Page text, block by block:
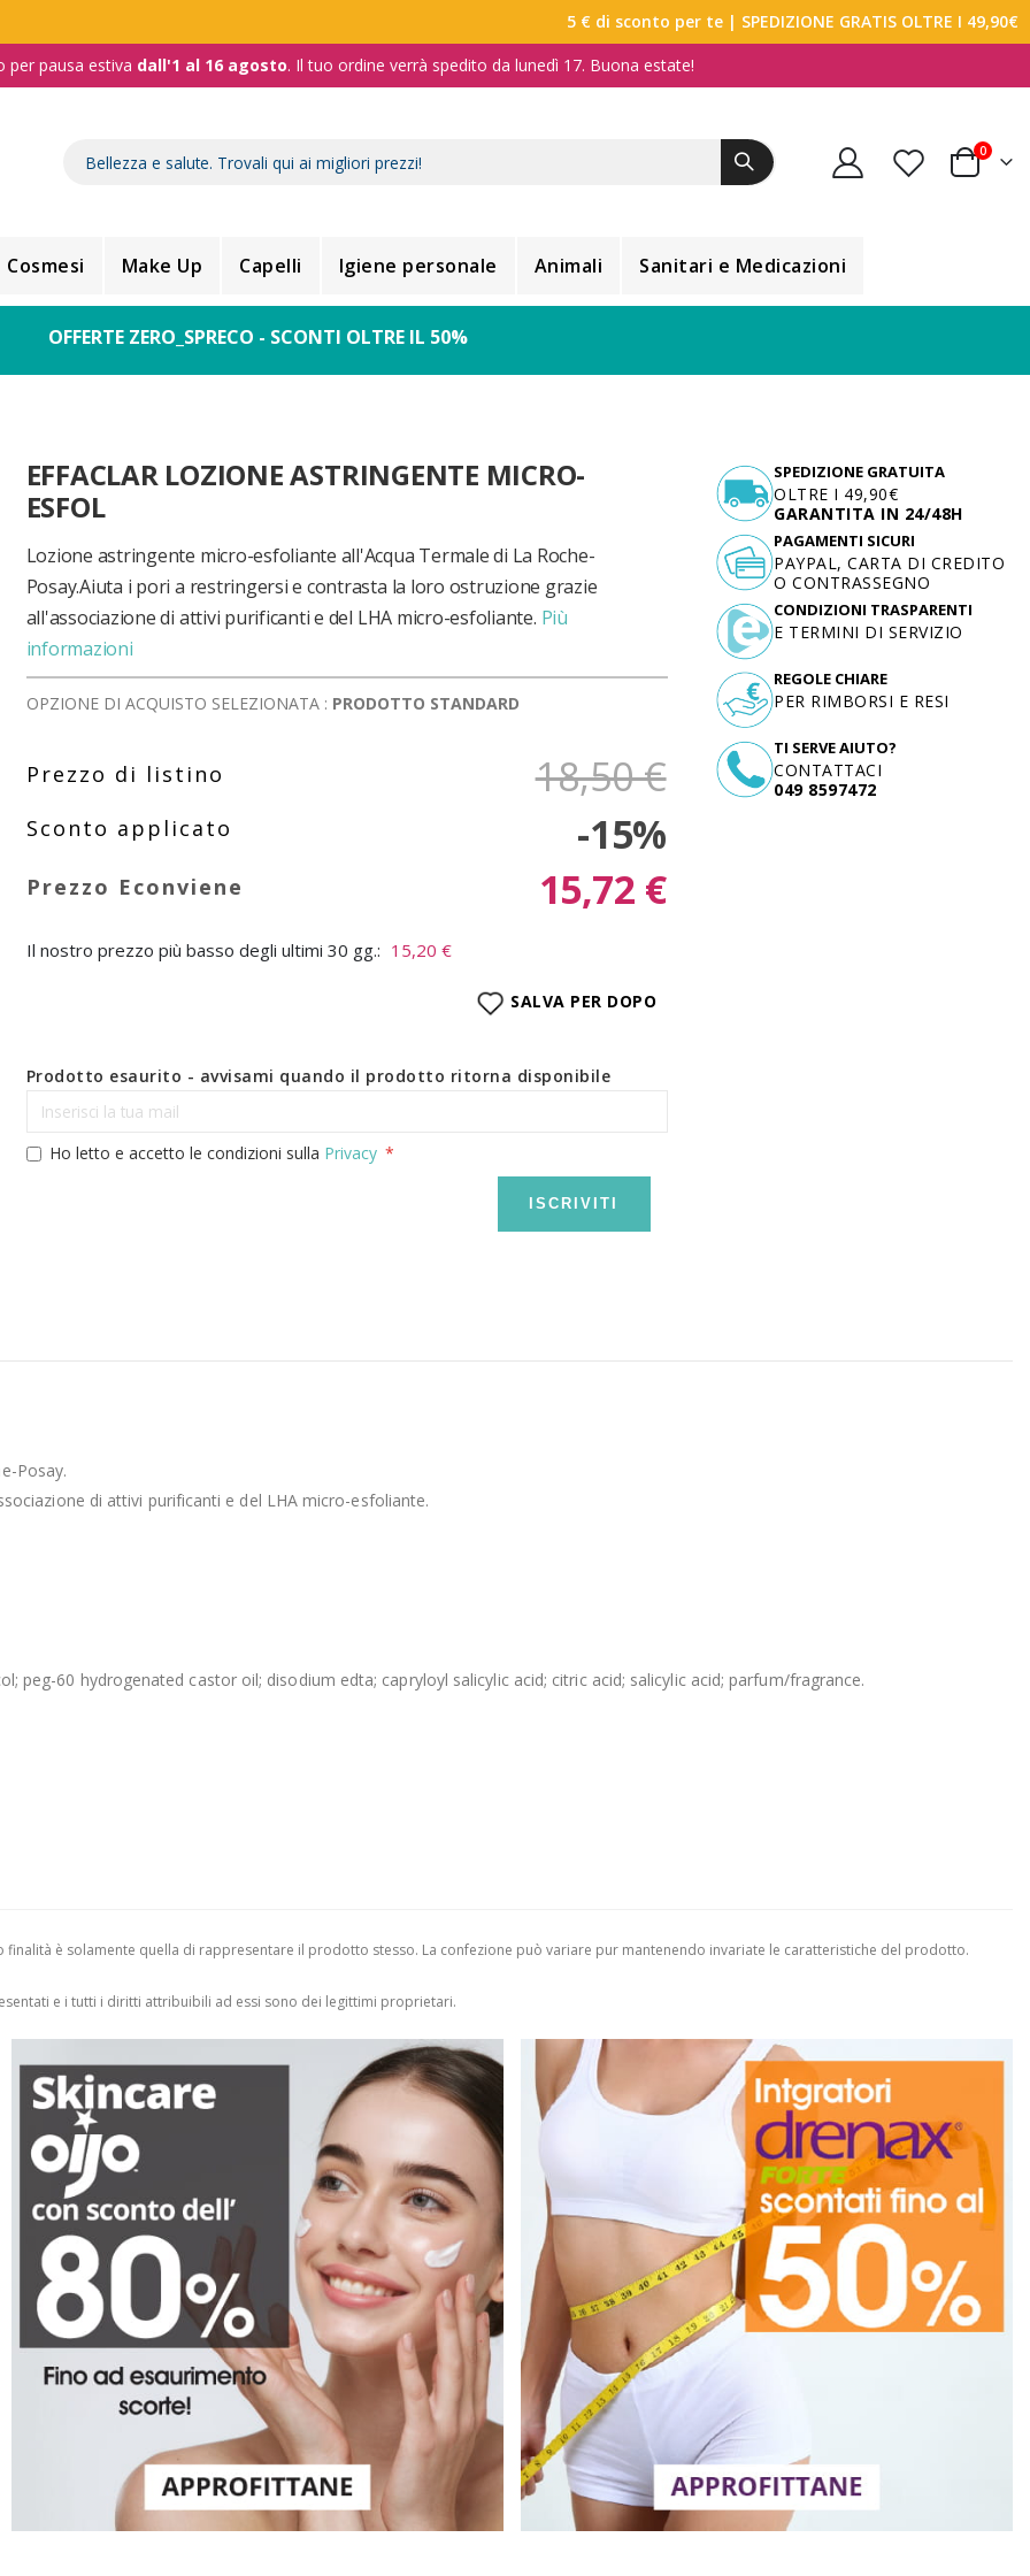
5 € di sconto per te | SPEDIZIONE GRATIS OLTRE I 49,90€
per pausa estiva dall'1 al 16 agosto. Il tuo ordine verrà spedito da lunedì 17. Buona estate!
Carrello
0
Cosmesi Make Up Capelli Igiene personale Animali Sanitari e Medicazioni
OFFERTE ZERO_SPRECO - SCONTI OLTRE IL 50%
EFFACLAR LOZIONE ASTRINGENTE MICRO-
ESFOL
Lozione astringente micro-esfoliante all'Acqua Termale di La Roche-
Posay.Aiuta i pori a restringersi e contrasta la loro ostruzione grazie
all'associazione di attivi purificanti e del LHA micro-esfoliante. Più
informazioni
OPZIONE DI ACQUISTO SELEZIONATA : PRODOTTO STANDARD
18,50 €
-15%
15,72 €
Il nostro prezzo più basso degli ultimi 30 gg.: 15,20 €
SALVA PER DOPO
Prodotto esaurito - avvisami quando il prodotto ritorna disponibile
Ho letto e accetto le condizioni sulla Privacy
ISCRIVITI
SPEDIZIONE GRATUITA
OLTRE I 49,90€
GARANTITA IN 24/48H
TI SERVE AIUTO?
CONTATTACI
049 8597472
PAGAMENTI SICURI
PAYPAL, CARTA DI CREDITO
O CONTRASSEGNO
CONDIZIONI TRASPARENTI
E TERMINI DI SERVIZIO
REGOLE CHIARE
PER RIMBORSI E RESI
Posay.
di attivi purificanti e del LHA micro-esfoliante.
peg-60 hydrogenated castor oil; disodium edta; capryloyl salicylic acid; citric acid; salicylic acid; parfum/fragrance.
è solamente quella di rappresentare il prodotto stesso. La confezione può variare pur mantenendo invariate le caratteristiche del prodotto.
e i tutti i diritti attribuibili ad essi sono dei legittimi proprietari.